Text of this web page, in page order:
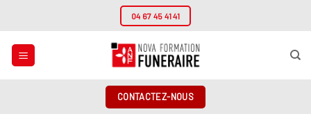
contenu
04 67 45 41 41
CONTACTEZ-NOUS